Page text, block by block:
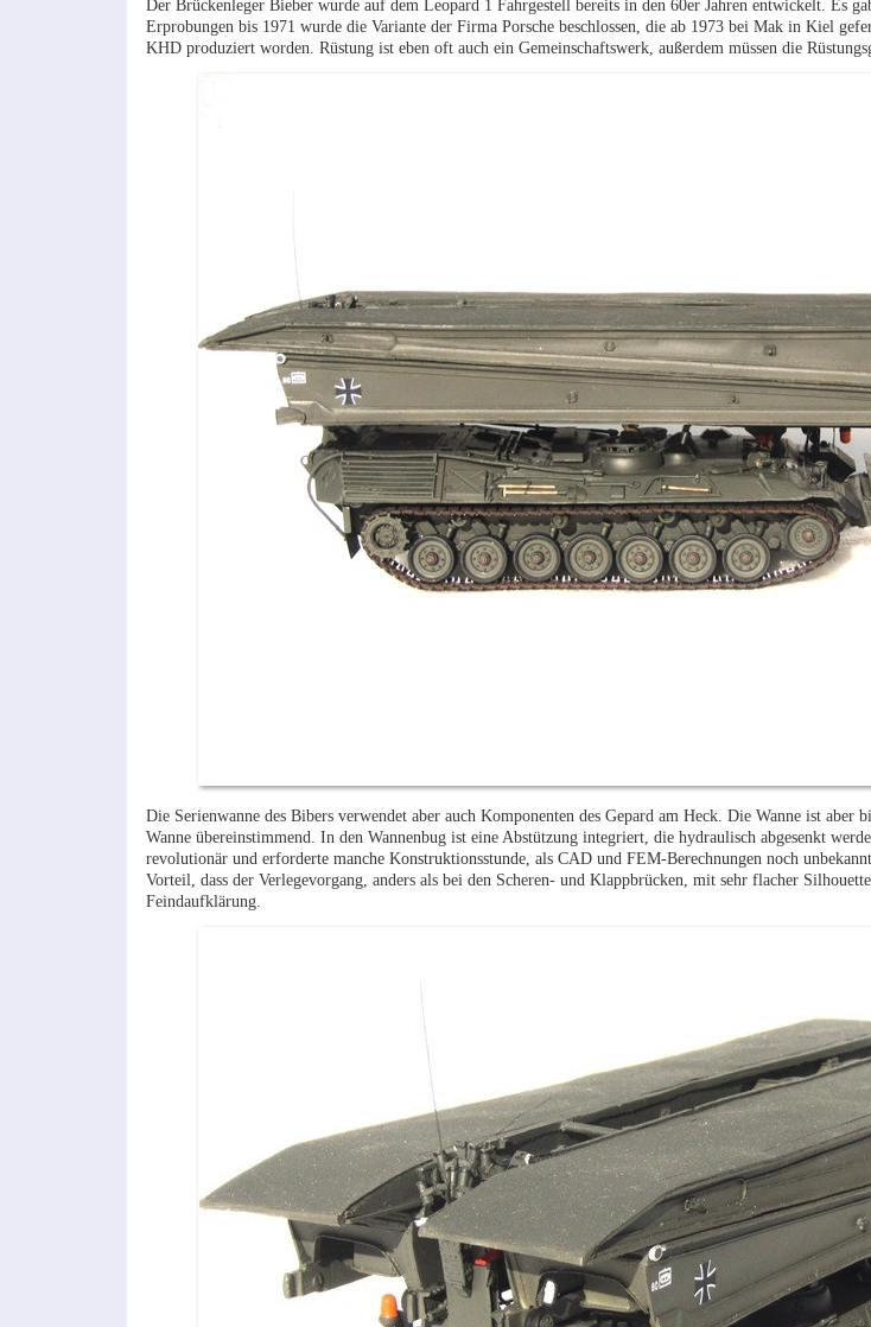
Der Brückenleger Bieber wurde auf dem Leopard 1 Fahrgestell bereits in den 60er Jahren entwickelt. Es
Erprobungen bis 1971 wurde die Variante der Firma Porsche beschlossen, die ab 1973 bei Mak in Kiel
KHD produziert worden. Rüstung ist eben oft auch ein Gemeinschaftswerk, außerdem müssen die
Die Serienwanne des Bibers verwendet aber auch Komponenten des Gepard am Heck. Die Wanne ist aber
Wanne übereinstimmend. In den Wannenbug ist eine Abstützung integriert, die hydraulisch abgesenkt
revolutionär und erforderte manche Konstruktionsstunde, als CAD und FEM-Berechnungen noch
Vorteil, dass der Verlegevorgang, anders als bei den Scheren- und Klappbrücken, mit sehr flacher
Feindaufklärung.